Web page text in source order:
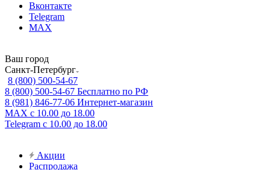
Вконтакте
Telegram
MAX
Ваш город
Санкт-Петербург
8 (800) 500-54-67
8 (800) 500-54-67 Бесплатно по РФ
8 (981) 846-77-06 Интернет-магазин
MAX с 10.00 до 18.00
Telegram с 10.00 до 18.00
Акции
Распродажа